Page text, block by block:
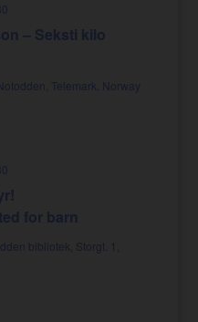
– Seksti kilo
Telemark, Norway
for barn
bibliotek, Storgt. 1,